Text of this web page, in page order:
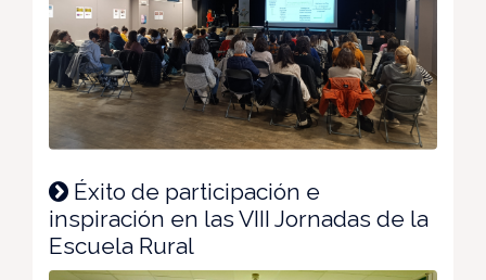
Éxito de participación e
inspiración en las VIII Jornadas de la
Escuela Rural